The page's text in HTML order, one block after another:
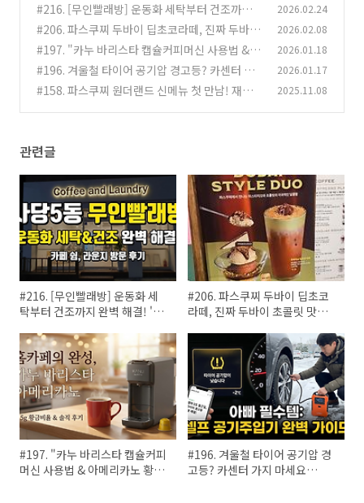
#216. [무인빨래방] 운동화 세탁부터 건조까지
완벽 해결! '카페 쉼, 라운지' 방문 후기
(0)
2026.02.24
#206. 파스쿠찌 두바이 딥초코라떼, 진짜 두바이
초콜릿 맛일까?
(0)
2026.02.08
#197. "카누 바리스타 캡슐커피머신 사용법 & 아
메리카노 황금비율 레시피 (9.5g의 차이)"
(4)
2026.01.18
#196. 겨울철 타이어 공기압 경고등? 카센터 가
지 마세요 (UTRAI 공기주입기 5분 해결)
(9)
2026.01.17
#158. 파스쿠찌 원더랜드 신메뉴 첫 만남! 재구
2025.11.08
관련글
#216. [무인빨래방] 운동화 세
탁부터 건조까지 완벽 해결! '카
#206. 파스쿠찌 두바이 딥초코
라떼, 진짜 두바이 초콜릿 맛일
#197. "카누 바리스타 캡슐커피
머신 사용법 & 아메리카노 황금
#196. 겨울철 타이어 공기압 경
고등? 카센터 가지 마세요